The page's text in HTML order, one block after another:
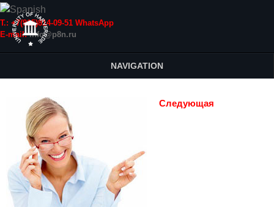
Т.: +7(915)814-09-51 WhatsApp
E-mail:info@p8n.ru
NAVIGATION
Следующая